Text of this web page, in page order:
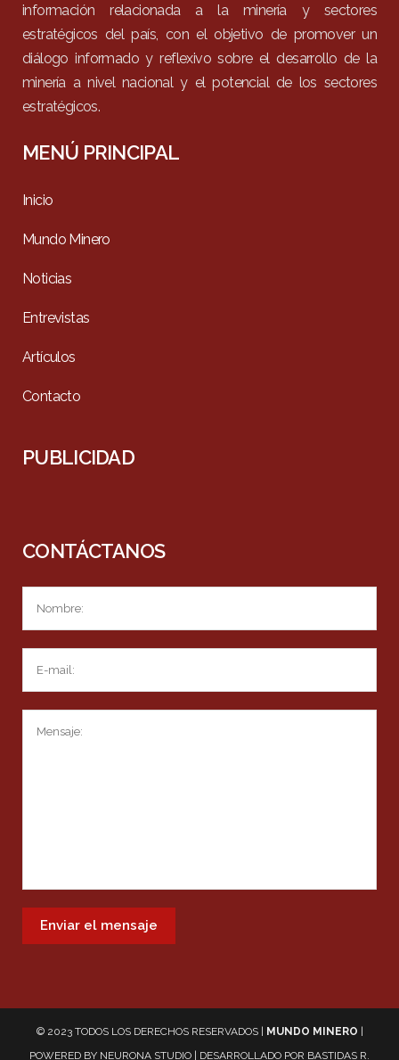
información relacionada a la minería y sectores
estratégicos del país, con el objetivo de promover un
diálogo informado y reflexivo sobre el desarrollo de la
minería a nivel nacional y el potencial de los sectores
estratégicos.
MENÚ PRINCIPAL
Inicio
Mundo Minero
Noticias
Entrevistas
Artículos
Contacto
PUBLICIDAD
CONTÁCTANOS
© 2023 TODOS LOS DERECHOS RESERVADOS | MUNDO MINERO
POWERED BY NEURONA STUDIO | DESARROLLADO POR BASTIDAS R.